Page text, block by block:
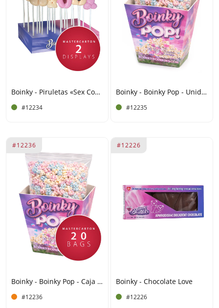
Boinky - Piruletas «Sex Comic» - Expositor de 25 unidades - 2 expositores
#12234
Boinky - Boinky Pop - Unidad individual
#12235
#12236
Boinky - Boinky Pop - Caja grande de 20 unidades
#12236
#12226
Boinky - Chocolate Love
#12226